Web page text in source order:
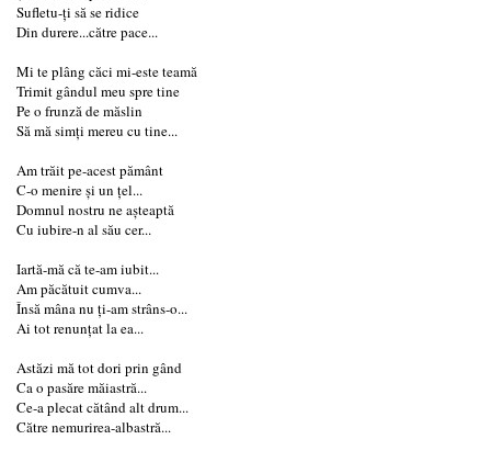
Sufletu-ți să se ridice
Din durere...către pace...
Mi te plâng căci mi-este teamă
Trimit gândul meu spre tine
Pe o frunză de măslin
Să mă simți mereu cu tine...
Am trăit pe-acest pământ
C-o menire și un țel...
Domnul nostru ne așteaptă
Cu iubire-n al său cer...
Iartă-mă că te-am iubit...
Am păcătuit cumva...
Însă mâna nu ți-am strâns-o...
Ai tot renunțat la ea...
Astăzi mă tot dori prin gând
Ca o pasăre măiastră...
Ce-a plecat cătând alt drum...
Către nemurirea-albastră...